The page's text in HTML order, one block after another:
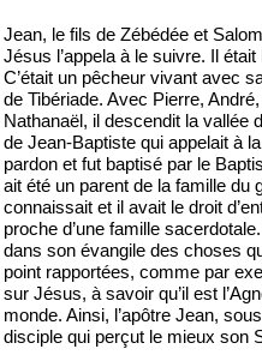
Jean, le fils de Zébédée et
Jésus l’appela à le suivre. Il
C’était un pêcheur vivant avec
de Tibériade. Avec Pierre,
Nathanaël, il descendit la vallée
de Jean-Baptiste qui appelait à
pardon et fut baptisé par le
ait été un parent de la famille du
connaissait et il avait le droit
proche d’une famille
dans son évangile des choses
point rapportées, comme par
sur Jésus, à savoir qu’il est
monde. Ainsi, l’apôtre Jean,
disciple qui perçut le mieux son